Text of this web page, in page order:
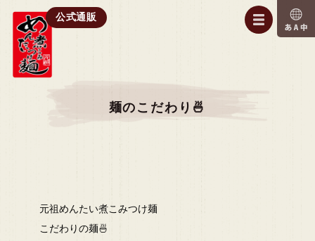
公式通販
麺のこだわり🍜
元祖めんたい煮こみつけ麺
こだわりの麺🍜